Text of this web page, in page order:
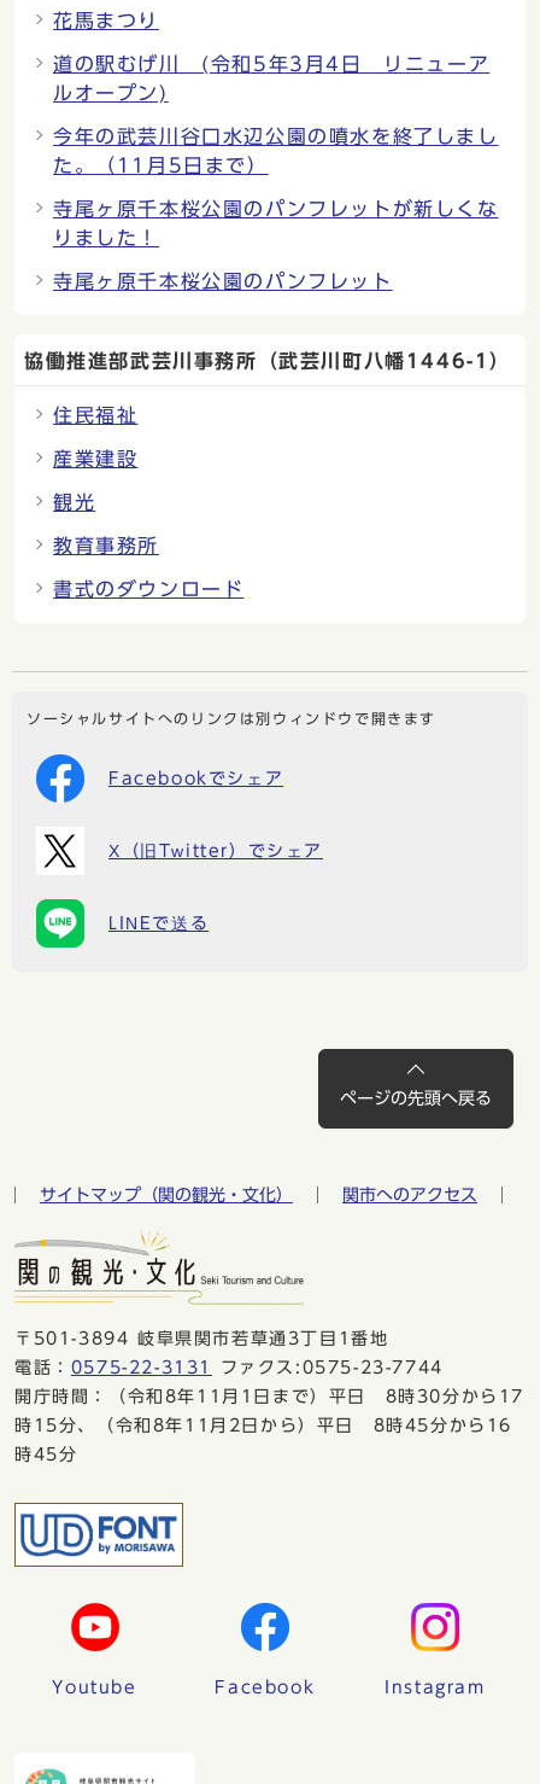
花馬まつり
道の駅むげ川 (令和5年3月4日 リニューア
ルオープン)
今年の武芸川谷口水辺公園の噴水を終了しまし
た。（11月5日まで）
寺尾ヶ原千本桜公園のパンフレットが新しくな
りました！
寺尾ヶ原千本桜公園のパンフレット
協働推進部武芸川事務所（武芸川町八幡1446-1）
住民福祉
産業建設
観光
教育事務所
書式のダウンロード
ソーシャルサイトへのリンクは別ウィンドウで開きます
Facebookでシェア
X（旧Twitter）でシェア
LINEで送る
ページの先頭へ戻る
サイトマップ（関の観光・文化） 関市へのアクセス
〒501-3894 岐阜県関市若草通3丁目1番地
電話： 0575-22-3131
ファクス:0575-23-7744
開庁時間：（令和8年11月1日まで）平日 8時30分から17
時15分、（令和8年11月2日から）平日 8時45分から16
時45分
Youtube Facebook Instagram